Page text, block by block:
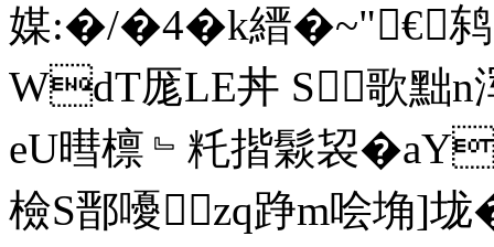
媒:�/�4�k縉�~"€
WdT厖LE丼 S歌黜n
eU暳檩﹄籷揩鬏袃
檢S鄑嚘zq踭m哙埆]